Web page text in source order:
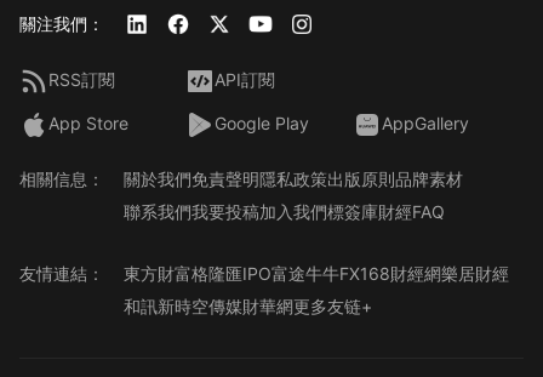
關注我們：
RSS訂閱 API訂閱
App Store Google Play AppGallery
相關信息： 關於我們免責聲明隱私政策出版原則品牌素材
聯系我們我要投稿加入我們標簽庫財經FAQ
友情連結： 東方財富格隆匯IPO富途牛牛FX168財經網樂居財經
和訊新時空傳媒財華網更多友链+